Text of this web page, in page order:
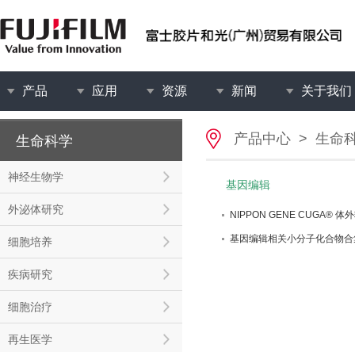
产品 应用 资源 新闻 关于我们
生命科学
神经生物学
外泌体研究
细胞培养
疾病研究
细胞治疗
再生医学
产品中心 > 生命
基因编辑
NIPPON GENE CUGA® 体
基因编辑相关小分子化合物